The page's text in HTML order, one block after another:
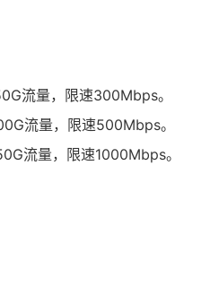
流量，限速300Mbps。
流量，限速500Mbps。
流量，限速1000Mbps。